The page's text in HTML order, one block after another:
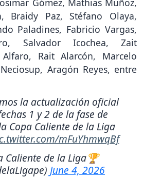
Gómez, Mathias Muñoz,
Braidy Paz, Stéfano Olaya,
Paladines, Fabricio Vargas,
Salvador Icochea, Zait
Rait Alarcón, Marcelo
Aragón Reyes, entre
la actualización oficial
1 y 2 de la fase de
Copa Caliente de la Liga
mFuYhmwqBf
Caliente de la Liga🏆
June 4, 2026